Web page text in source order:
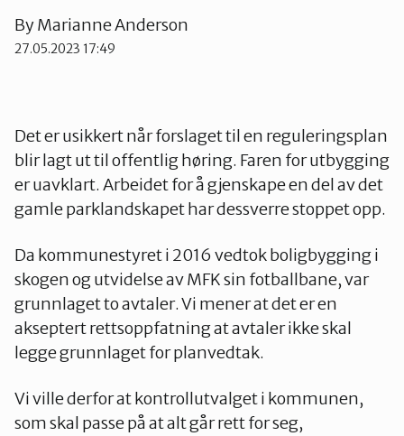
ByMarianne Anderson
27.05.2023 17:49
Det er usikkert når forslaget til en reguleringsplan
blir lagt ut til offentlig høring. Faren for utbygging
er uavklart. Arbeidet for å gjenskape en del av det
gamle parklandskapet har dessverre stoppet opp.
Da kommunestyret i 2016 vedtok boligbygging i
skogen og utvidelse av MFK sin fotballbane, var
grunnlaget to avtaler. Vi mener at det er en
akseptert rettsoppfatning at avtaler ikke skal
legge grunnlaget for planvedtak.
Vi ville derfor at kontrollutvalget i kommunen,
som skal passe på at alt går rett for seg,